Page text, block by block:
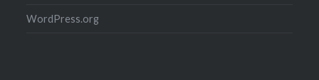
WordPress.org